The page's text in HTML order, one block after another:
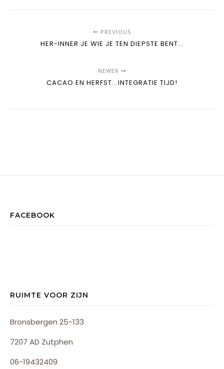
PREVIOUS
HER-INNER JE WIE JE TEN DIEPSTE BENT...
NEWER
CACAO EN HERFST...INTEGRATIE TIJD!
FACEBOOK
RUIMTE VOOR ZIJN
Bronsbergen 25-133
7207 AD Zutphen
06-19432409